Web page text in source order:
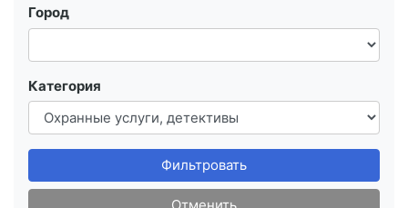
Город
Категория
Фильтровать
Отменить